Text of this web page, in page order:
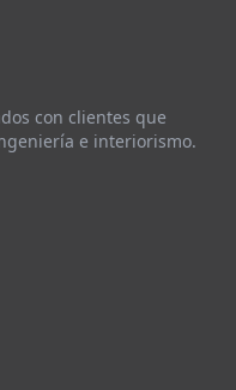
con clientes que
e interiorismo.